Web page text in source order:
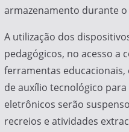
armazenamento durante
A utilização dos
pedagógicos, no acesso a
ferramentas
de auxílio tecnológico
eletrônicos serão
recreios e atividades